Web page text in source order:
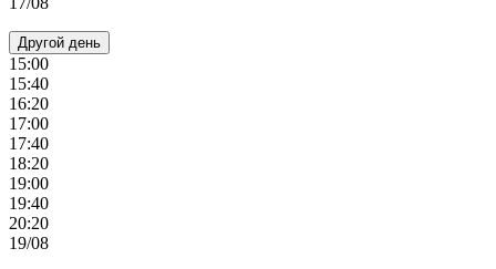
Другой день
15:00
15:40
16:20
17:00
17:40
18:20
19:00
19:40
20:20
19/08